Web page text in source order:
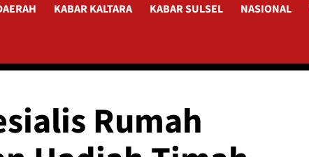
KABAR KALTARA KABAR SULSEL NASIONAL
Rumah